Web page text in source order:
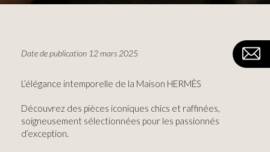
Date de publication 12 mars 2025
L’élégance intemporelle de la Maison HERMÈS
Découvrez des pièces iconiques chics et raffinées,
soigneusement sélectionnées pour les passionnés
d’exception.